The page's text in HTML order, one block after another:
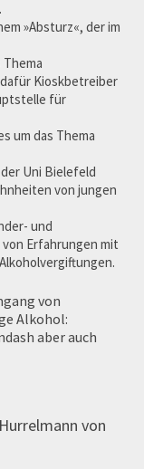
»Absturz«, der im
Kioskbetreiber
für
um das Thema
Uni Bielefeld
von jungen
und
Erfahrungen mit
von
Alkohol:
aber auch
von